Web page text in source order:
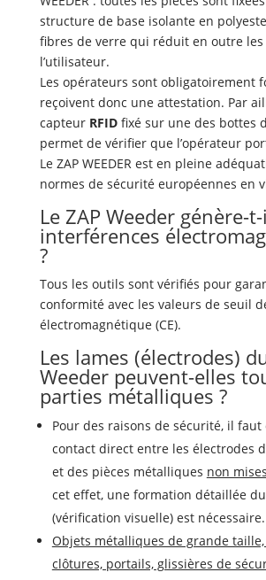
structure de base isolante en
fibres de verre qui réduit en outre
l’utilisateur.
Les opérateurs sont obligatoirement
reçoivent donc une attestation. Par
capteur RFIDfixé sur une des bottes
permet de vérifier que l’opérateur
Le ZAP WEEDER est en pleine
normes de sécurité européennes en
Le ZAP Weeder génère-
interférences
?
Tous les outils sont vérifiés pour
conformité avec les valeurs de seuil
électromagnétique (CE).
Les lames (électrodes)
Weeder peuvent-elles
parties métalliques ?
Pour des raisons de sécurité, il
contact direct entre les électrodes
et des pièces métalliques non
cet effet, une formation détaillée
(vérification visuelle) est nécessaire.
Objets métalliques de grande
clôtures, portails, glissières de